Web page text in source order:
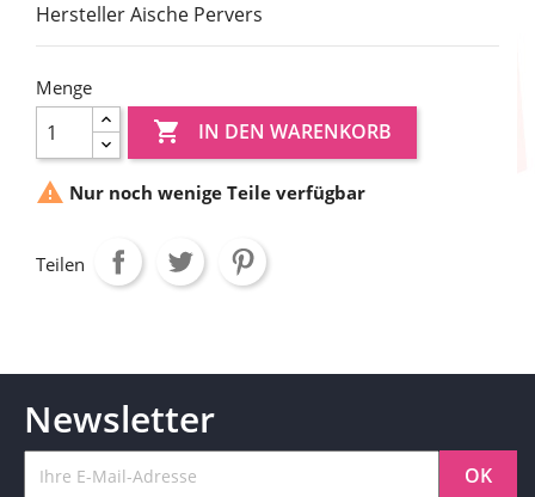
Hersteller Aische Pervers
Menge
 IN DEN WARENKORB
 Nur noch wenige Teile verfügbar
Teilen
Newsletter